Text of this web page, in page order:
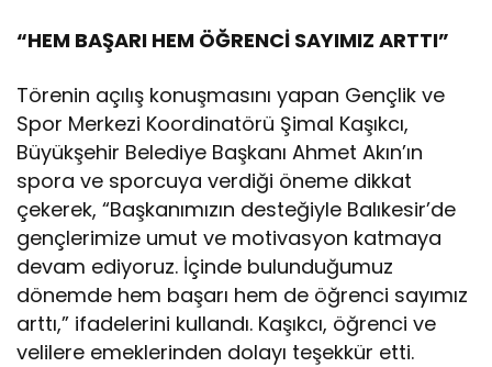
“HEM BAŞARI HEM ÖĞRENCİ SAYIMIZ ARTTI”
Törenin açılış konuşmasını yapan Gençlik ve
Spor Merkezi Koordinatörü Şimal Kaşıkcı,
Büyükşehir Belediye Başkanı Ahmet Akın’ın
spora ve sporcuya verdiği öneme dikkat
çekerek, “Başkanımızın desteğiyle Balıkesir’de
gençlerimize umut ve motivasyon katmaya
devam ediyoruz. İçinde bulunduğumuz
dönemde hem başarı hem de öğrenci sayımız
arttı,” ifadelerini kullandı. Kaşıkcı, öğrenci ve
velilere emeklerinden dolayı teşekkür etti.